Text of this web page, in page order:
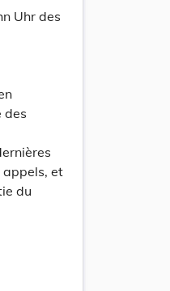
Uhr des
des
appels, et
du